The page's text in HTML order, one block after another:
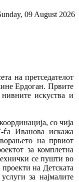
09 August 2026
на претседателот
Ердоган. Првите
искуства и
со чија
ѓа Иванова искажа
на првиот
за комплетна
се пушти во
на Детската
за најмалите